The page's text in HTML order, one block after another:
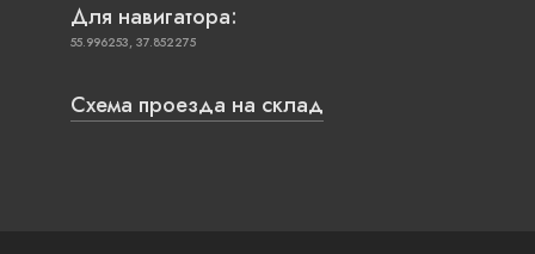
Для навигатора:
55.996253, 37.852275
Схема проезда на склад